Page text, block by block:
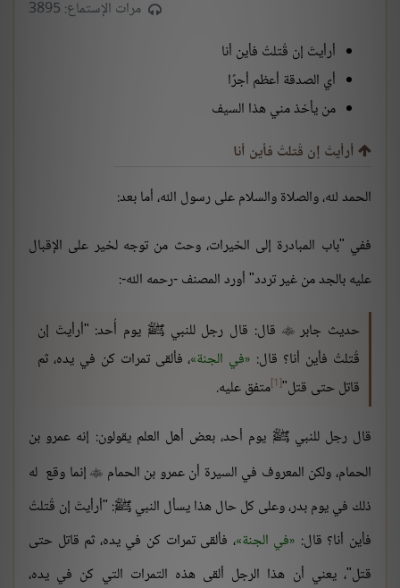
مرات الإستماع: 3895
أرأيتَ إن قُتلتُ فأين أنا
أي الصدقة أعظم أجرًا
من يأخذ مني هذا السيف
أرأيتَ إن قُتلتُ فأين أنا
الحمد لله، والصلاة والسلام على رسول الله، أما بعد:
ففي "باب المبادرة إلى الخيرات، وحث من توجه لخير على الإقبال
عليه بالجد من غير تردد" أورد المصنف -رحمه الله-:
حديث جابر قال: قال رجل للنبي ﷺ يوم أُحد: "أرأيتَ إن
قُتلتُ فأين أنا؟ قال: في الجنة ، فألقى تمرات كن في يده، ثم
قاتل حتى قتل"[1] متفق عليه.
قال رجل للنبي ﷺ يوم أحد، بعض أهل العلم يقولون: إنه عمرو بن
الحمام، ولكن المعروف في السيرة أن عمرو بن الحمام إنما وقع له
ذلك في يوم بدر، وعلى كل حال هذا يسأل النبي ﷺ: "أرأيتَ إن قُتلتُ
فأين أنا؟ قال: في الجنة ، فألقى تمرات كن في يده، ثم قاتل حتى
قتل"، يعني أن هذا الرجل ألقى هذه التمرات التي كن في يده،